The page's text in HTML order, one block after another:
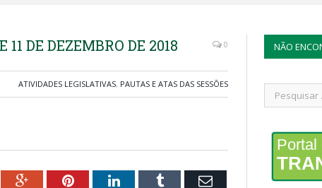
DE DEZEMBRO DE 2018 0
ATIVIDADES LEGISLATIVAS, PAUTAS E ATAS DAS SESSÕES
Google+PinterestLinkedInTumblr Email
NÃO
Portal